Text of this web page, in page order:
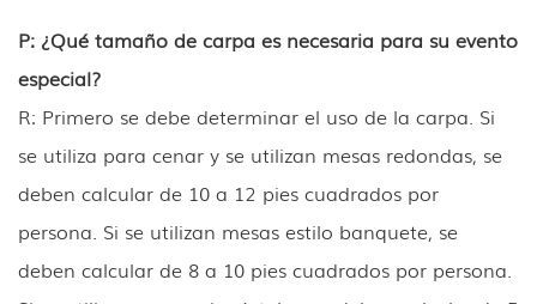
P: ¿Qué tamaño de carpa es necesaria para su evento
especial?
R: Primero se debe determinar el uso de la carpa. Si
se utiliza para cenar y se utilizan mesas redondas, se
deben calcular de 10 a 12 pies cuadrados por
persona. Si se utilizan mesas estilo banquete, se
deben calcular de 8 a 10 pies cuadrados por persona.